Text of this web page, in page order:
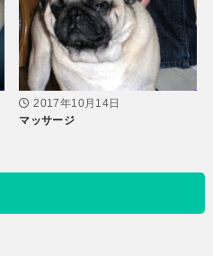
2017年10月14日
マッサージ